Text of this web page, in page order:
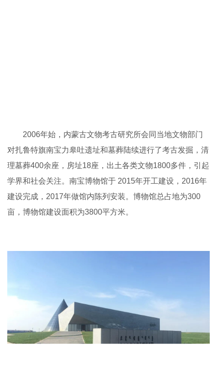
2006年始，内蒙古文物考古研究所会同当地文物部门
对扎鲁特旗南宝力皋吐遗址和墓葬陆续进行了考古发掘，清
理墓葬400余座，房址18座，出土各类文物1800多件，引起
学界和社会关注。南宝博物馆于 2015年开工建设，2016年
建设完成，2017年做馆内陈列安装。博物馆总占地为300
亩，博物馆建设面积为3800平方米。